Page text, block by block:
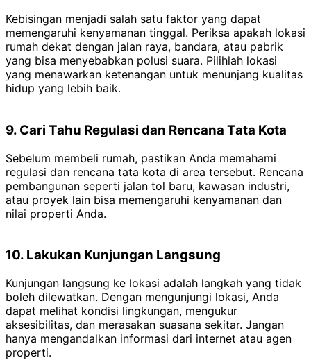
Kebisingan menjadi salah satu faktor yang dapat
memengaruhi kenyamanan tinggal. Periksa apakah lokasi
rumah dekat dengan jalan raya, bandara, atau pabrik
yang bisa menyebabkan polusi suara. Pilihlah lokasi
yang menawarkan ketenangan untuk menunjang kualitas
hidup yang lebih baik.
9. Cari Tahu Regulasi dan Rencana Tata Kota
Sebelum membeli rumah, pastikan Anda memahami
regulasi dan rencana tata kota di area tersebut. Rencana
pembangunan seperti jalan tol baru, kawasan industri,
atau proyek lain bisa memengaruhi kenyamanan dan
nilai properti Anda.
10. Lakukan Kunjungan Langsung
Kunjungan langsung ke lokasi adalah langkah yang tidak
boleh dilewatkan. Dengan mengunjungi lokasi, Anda
dapat melihat kondisi lingkungan, mengukur
aksesibilitas, dan merasakan suasana sekitar. Jangan
hanya mengandalkan informasi dari internet atau agen
properti.